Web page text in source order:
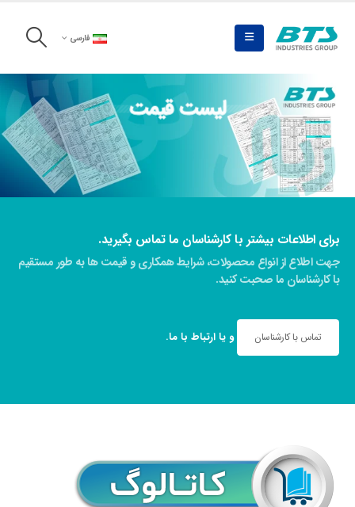
فارسی
لیست قیمت
برای مشاهده لیست قیمت کلیک کنید
برای اطلاعات بیشتر با کارشناسان ما تماس بگیرید.
جهت اطلاع از انواع محصولات، شرایط همکاری و قیمت ها به طور مستقیم
با کارشناسان ما صحبت کنید.
تماس با کارشناسان و یاارتباط با ما.